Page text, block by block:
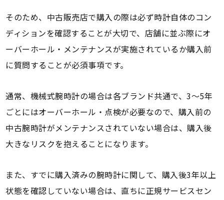
そのため、中古販売店で購入の際は必ず時計自体のコン
ディションを確認することが大切で、店舗に並ぶ際にオ
ーバーホール・メンテナンスが実施されているか購入前
に質問することが必須事項です。
通常、機械式腕時計の場合は各ブランド共通で、3～5年
ごとにはオーバーホール・点検が必要なので、購入前の
中古腕時計がメンテナンスされていない場合は、購入後
大きなリスクを抱えることになります。
また、すでに購入済みの腕時計に関して、購入後3年以上
状態を確認していない場合は、直ちに正規サービスセン